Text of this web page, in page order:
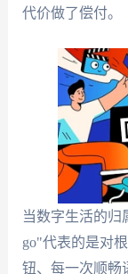
代价做了偿付。
当数字生活的归
go"代表的是对
钮、每一次顺畅